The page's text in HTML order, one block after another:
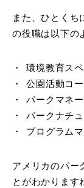
また、ひとくち
の役職は以下の
環境教育ス
公園活動コ
パークマネ
パークナチ
プログラム
アメリカのパー
とがわかります